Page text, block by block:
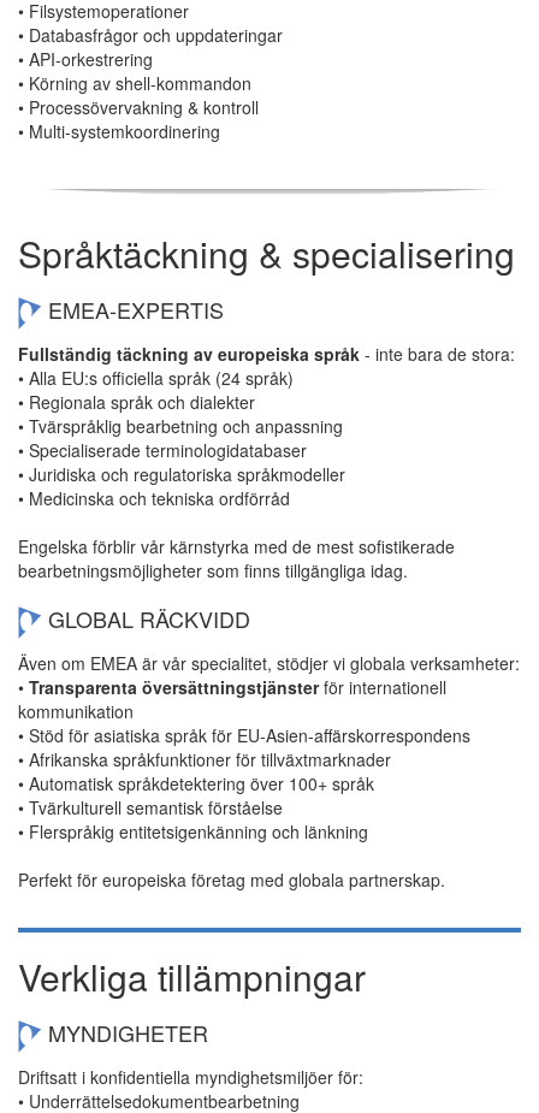
• Filsystemoperationer
• Databasfrågor och uppdateringar
• API-orkestrering
• Körning av shell-kommandon
• Processövervakning & kontroll
• Multi-systemkoordinering
Språktäckning & specialisering
EMEA-EXPERTIS
Fullständig täckning av europeiska språk - inte bara de stora:
• Alla EU:s officiella språk (24 språk)
• Regionala språk och dialekter
• Tvärspråklig bearbetning och anpassning
• Specialiserade terminologidatabaser
• Juridiska och regulatoriska språkmodeller
• Medicinska och tekniska ordförråd
Engelska förblir vår kärnstyrka med de mest sofistikerade
bearbetningsmöjligheter som finns tillgängliga idag.
GLOBAL RÄCKVIDD
Även om EMEA är vår specialitet, stödjer vi globala verksamheter:
• Transparenta översättningstjänsterför internationell
kommunikation
• Stöd för asiatiska språk för EU-Asien-affärskorrespondens
• Afrikanska språkfunktioner för tillväxtmarknader
• Automatisk språkdetektering över 100+ språk
• Tvärkulturell semantisk förståelse
• Flerspråkig entitetsigenkänning och länkning
Perfekt för europeiska företag med globala partnerskap.
Verkliga tillämpningar
MYNDIGHETER
Driftsatt i konfidentiella myndighetsmiljöer för:
• Underrättelsedokumentbearbetning